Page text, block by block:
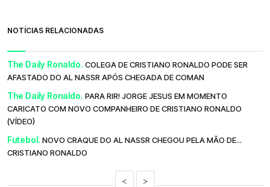
NOTÍCIAS RELACIONADAS
The Daily Ronaldo. COLEGA DE CRISTIANO RONALDO PODE SER
AFASTADO DO AL NASSR APÓS CHEGADA DE COMAN
The Daily Ronaldo. PARA RIR! JORGE JESUS EM MOMENTO
CARICATO COM NOVO COMPANHEIRO DE CRISTIANO RONALDO
(VÍDEO)
Futebol. NOVO CRAQUE DO AL NASSR CHEGOU PELA MÃO DE...
CRISTIANO RONALDO
< >